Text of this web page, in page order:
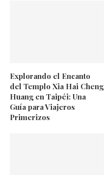
Explorando el Encanto
del Templo Xia Hai Cheng
Huang en Taipéi: Una
Guía para Viajeros
Primerizos